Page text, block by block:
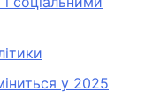
у 2025